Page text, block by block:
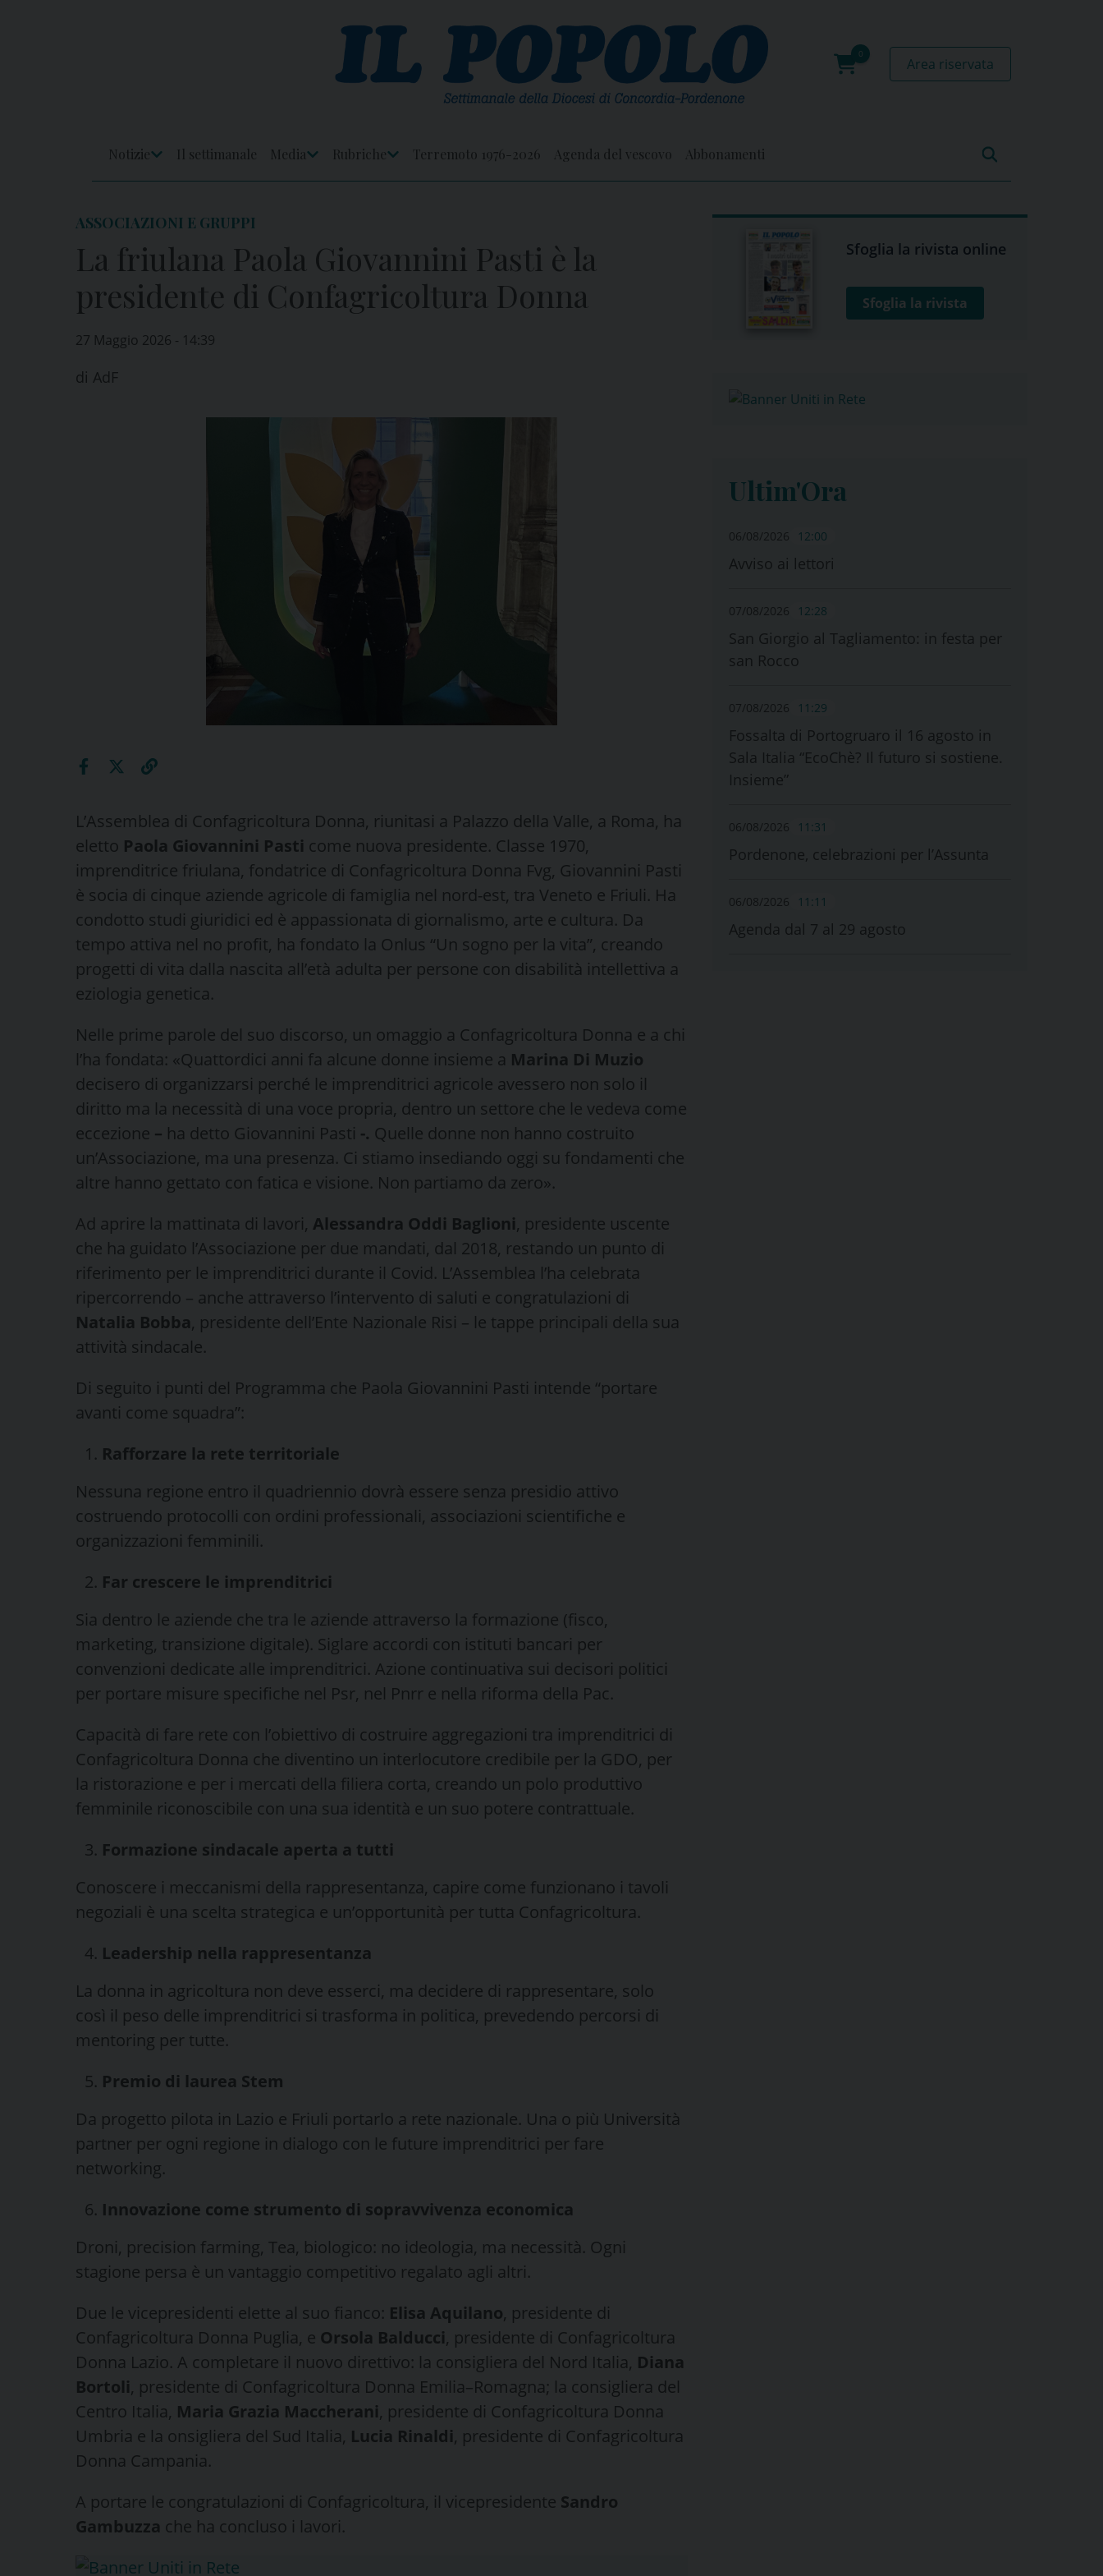
0
Area riservata
Notizie
Il settimanale
Media
Rubriche
Terremoto 1976-2026 Agenda del vescovo Abbonamenti
ASSOCIAZIONI E GRUPPI
La friulana Paola Giovannini Pasti è la
presidente di Confagricoltura Donna
27 Maggio 2026 - 14:39
di AdF
L’Assemblea di Confagricoltura Donna, riunitasi a Palazzo della Valle, a Roma, ha
eletto Paola Giovannini Pasti come nuova presidente. Classe 1970,
imprenditrice friulana, fondatrice di Confagricoltura Donna Fvg, Giovannini Pasti
è socia di cinque aziende agricole di famiglia nel nord-est, tra Veneto e Friuli. Ha
condotto studi giuridici ed è appassionata di giornalismo, arte e cultura. Da
tempo attiva nel no profit, ha fondato la Onlus “Un sogno per la vita”, creando
progetti di vita dalla nascita all’età adulta per persone con disabilità intellettiva a
eziologia genetica.
Nelle prime parole del suo discorso, un omaggio a Confagricoltura Donna e a chi
l’ha fondata: «Quattordici anni fa alcune donne insieme a Marina Di Muzio
decisero di organizzarsi perché le imprenditrici agricole avessero non solo il
diritto ma la necessità di una voce propria, dentro un settore che le vedeva come
eccezione – ha detto Giovannini Pasti -. Quelle donne non hanno costruito
un’Associazione, ma una presenza. Ci stiamo insediando oggi su fondamenti che
altre hanno gettato con fatica e visione. Non partiamo da zero».
Ad aprire la mattinata di lavori, Alessandra Oddi Baglioni, presidente uscente
che ha guidato l’Associazione per due mandati, dal 2018, restando un punto di
riferimento per le imprenditrici durante il Covid. L’Assemblea l’ha celebrata
ripercorrendo – anche attraverso l’intervento di saluti e congratulazioni di
Natalia Bobba, presidente dell’Ente Nazionale Risi – le tappe principali della sua
attività sindacale.
Di seguito i punti del Programma che Paola Giovannini Pasti intende “portare
avanti come squadra”:
Rafforzare la rete territoriale
Nessuna regione entro il quadriennio dovrà essere senza presidio attivo
costruendo protocolli con ordini professionali, associazioni scientifiche e
organizzazioni femminili.
Far crescere le imprenditrici
Sia dentro le aziende che tra le aziende attraverso la formazione (fisco,
marketing, transizione digitale). Siglare accordi con istituti bancari per
convenzioni dedicate alle imprenditrici. Azione continuativa sui decisori politici
per portare misure specifiche nel Psr, nel Pnrr e nella riforma della Pac.
Capacità di fare rete con l’obiettivo di costruire aggregazioni tra imprenditrici di
Confagricoltura Donna che diventino un interlocutore credibile per la GDO, per
la ristorazione e per i mercati della filiera corta, creando un polo produttivo
femminile riconoscibile con una sua identità e un suo potere contrattuale.
Formazione sindacale aperta a tutti
Conoscere i meccanismi della rappresentanza, capire come funzionano i tavoli
negoziali è una scelta strategica e un’opportunità per tutta Confagricoltura.
Leadership nella rappresentanza
La donna in agricoltura non deve esserci, ma decidere di rappresentare, solo
così il peso delle imprenditrici si trasforma in politica, prevedendo percorsi di
mentoring per tutte.
Premio di laurea Stem
Da progetto pilota in Lazio e Friuli portarlo a rete nazionale. Una o più Università
partner per ogni regione in dialogo con le future imprenditrici per fare
networking.
Innovazione come strumento di sopravvivenza economica
Droni, precision farming, Tea, biologico: no ideologia, ma necessità. Ogni
stagione persa è un vantaggio competitivo regalato agli altri.
Due le vicepresidenti elette al suo fianco: Elisa Aquilano, presidente di
Confagricoltura Donna Puglia, e Orsola Balducci, presidente di Confagricoltura
Donna Lazio. A completare il nuovo direttivo: la consigliera del Nord Italia, Diana
Bortoli, presidente di Confagricoltura Donna Emilia–Romagna; la consigliera del
Centro Italia, Maria Grazia Maccherani, presidente di Confagricoltura Donna
Umbria e la onsigliera del Sud Italia, Lucia Rinaldi, presidente di Confagricoltura
Donna Campania.
A portare le congratulazioni di Confagricoltura, il vicepresidente Sandro
Gambuzza che ha concluso i lavori.
Sfoglia la rivista online
Sfoglia la rivista
Ultim'Ora
06/08/2026 12:00
Avviso ai lettori
07/08/2026 12:28
San Giorgio al Tagliamento: in festa per
san Rocco
07/08/2026 11:29
Fossalta di Portogruaro il 16 agosto in
Sala Italia “EcoChè? Il futuro si sostiene.
Insieme”
06/08/2026 11:31
Pordenone, celebrazioni per l’Assunta
06/08/2026 11:11
Agenda dal 7 al 29 agosto